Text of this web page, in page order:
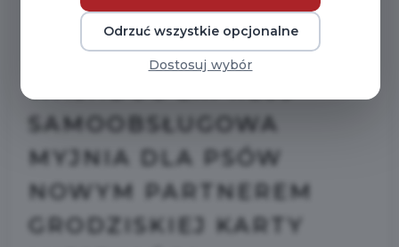
2025-06-02
SAMOOBSŁUGOWA
MYJNIA DLA PSÓW
NOWYM PARTNEREM
GRODZISKIEJ KARTY
Odrzuć wszystkie opcjonalne
Dostosuj wybór